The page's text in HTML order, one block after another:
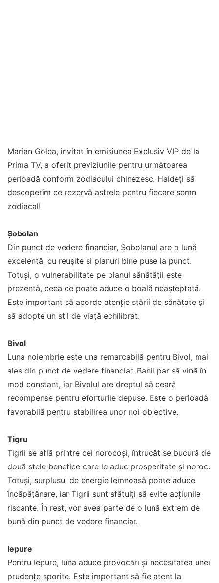
Marian Golea, invitat în emisiunea Exclusiv VIP de la
Prima TV, a oferit previziunile pentru următoarea
perioadă conform zodiacului chinezesc. Haideți să
descoperim ce rezervă astrele pentru fiecare semn
zodiacal!
Șobolan
Din punct de vedere financiar, Șobolanul are o lună
excelentă, cu reușite și planuri bine puse la punct.
Totuși, o vulnerabilitate pe planul sănătății este
prezentă, ceea ce poate aduce o boală neașteptată.
Este important să acorde atenție stării de sănătate și
să adopte un stil de viață echilibrat.
Bivol
Luna noiembrie este una remarcabilă pentru Bivol, mai
ales din punct de vedere financiar. Banii par să vină în
mod constant, iar Bivolul are dreptul să ceară
recompense pentru eforturile depuse. Este o perioadă
favorabilă pentru stabilirea unor noi obiective.
Tigru
Tigrii se află printre cei norocoși, întrucât se bucură de
două stele benefice care le aduc prosperitate și noroc.
Totuși, surplusul de energie lemnoasă poate aduce
încăpățânare, iar Tigrii sunt sfătuiți să evite acțiunile
riscante. În rest, vor avea parte de o lună extrem de
bună din punct de vedere financiar.
Iepure
Pentru Iepure, luna aduce provocări și necesitatea unei
prudențe sporite. Este important să fie atent la